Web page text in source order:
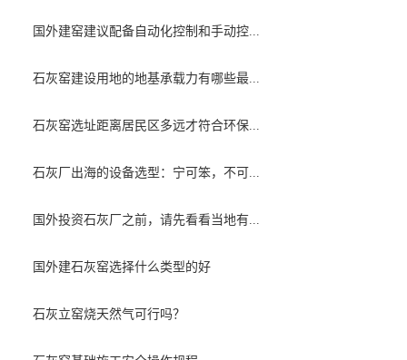
国外建窑建议配备自动化控制和手动控...
石灰窑建设用地的地基承载力有哪些最...
石灰窑选址距离居民区多远才符合环保...
石灰厂出海的设备选型：宁可笨，不可...
国外投资石灰厂之前，请先看看当地有...
国外建石灰窑选择什么类型的好
石灰立窑烧天然气可行吗？